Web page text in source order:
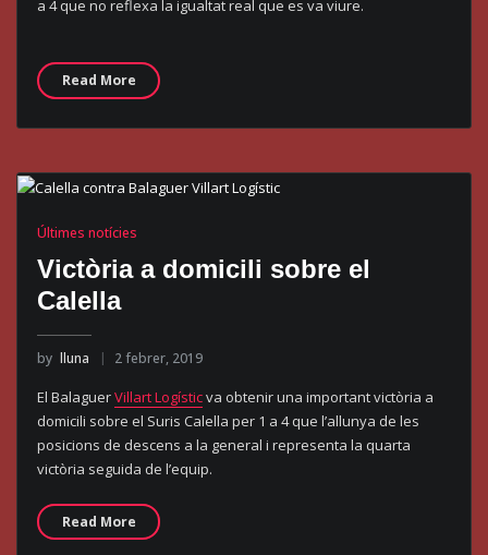
a 4 que no reflexa la igualtat real que es va viure.
Read More
Últimes notícies
Victòria a domicili sobre el
Calella
by lluna 2 febrer, 2019
El BalaguerVillart Logísticva obtenir una important victòria a
domicili sobre el Suris Calella per 1 a 4 que l’allunya de les
posicions de descens a la general i representa la quarta
victòria seguida de l’equip.
Read More